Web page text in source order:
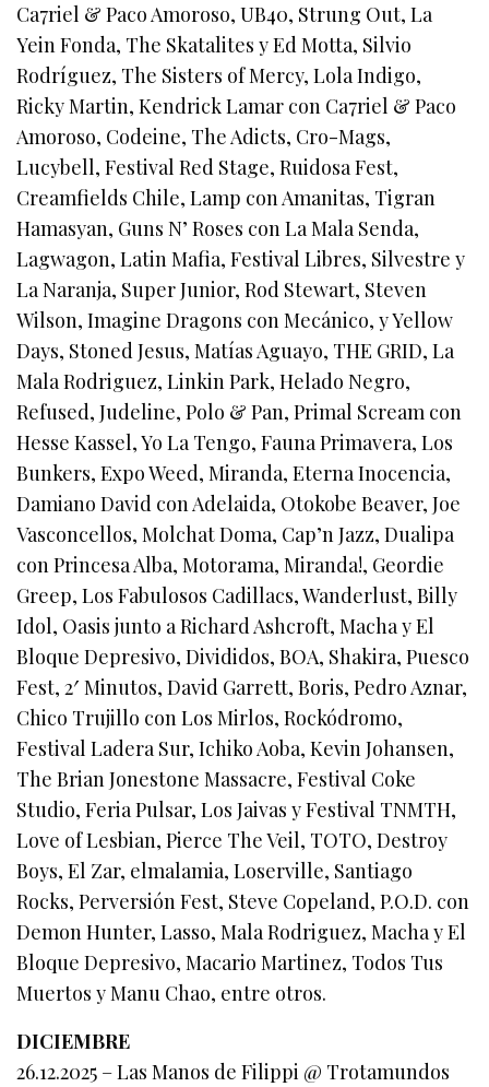
Ca7riel & Paco Amoroso, UB40, Strung Out, La
Yein Fonda, The Skatalites y Ed Motta, Silvio
Rodríguez, The Sisters of Mercy, Lola Indigo,
Ricky Martin, Kendrick Lamar con Ca7riel & Paco
Amoroso, Codeine, The Adicts, Cro-Mags,
Lucybell, Festival Red Stage, Ruidosa Fest,
Creamfields Chile, Lamp con Amanitas, Tigran
Hamasyan, Guns N’ Roses con La Mala Senda,
Lagwagon, Latin Mafia, Festival Libres, Silvestre y
La Naranja, Super Junior, Rod Stewart, Steven
Wilson, Imagine Dragons con Mecánico, y Yellow
Days, Stoned Jesus, Matías Aguayo, THE GRID, La
Mala Rodriguez, Linkin Park, Helado Negro,
Refused, Judeline, Polo & Pan, Primal Scream con
Hesse Kassel, Yo La Tengo, Fauna Primavera, Los
Bunkers, Expo Weed, Miranda, Eterna Inocencia,
Damiano David con Adelaida, Otokobe Beaver, Joe
Vasconcellos, Molchat Doma, Cap’n Jazz, Dualipa
con Princesa Alba, Motorama, Miranda!, Geordie
Greep, Los Fabulosos Cadillacs, Wanderlust, Billy
Idol, Oasis junto a Richard Ashcroft, Macha y El
Bloque Depresivo, Divididos, BOA, Shakira, Puesco
Fest, 2′ Minutos, David Garrett, Boris, Pedro Aznar,
Chico Trujillo con Los Mirlos, Rockódromo,
Festival Ladera Sur, Ichiko Aoba, Kevin Johansen,
The Brian Jonestone Massacre, Festival Coke
Studio, Feria Pulsar, Los Jaivas y Festival TNMTH,
Love of Lesbian, Pierce The Veil, TOTO, Destroy
Boys, El Zar, elmalamia, Loserville, Santiago
Rocks, Perversión Fest, Steve Copeland, P.O.D. con
Demon Hunter, Lasso, Mala Rodriguez, Macha y El
Bloque Depresivo, Macario Martinez, Todos Tus
Muertos y Manu Chao, entre otros.
DICIEMBRE
26.12.2025 – Las Manos de Filippi @ Trotamundos